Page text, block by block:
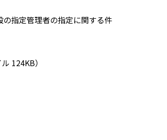
指定管理者の指定に関する件
124KB）